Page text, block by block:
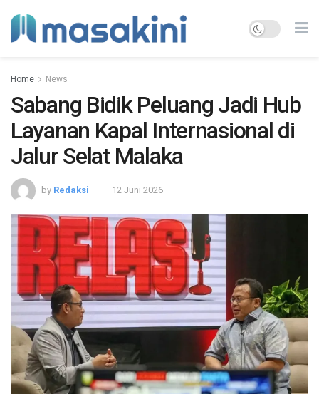
Home News
Sabang Bidik Peluang Jadi Hub
Layanan Kapal Internasional di
Jalur Selat Malaka
by Redaksi 12 Juni 2026